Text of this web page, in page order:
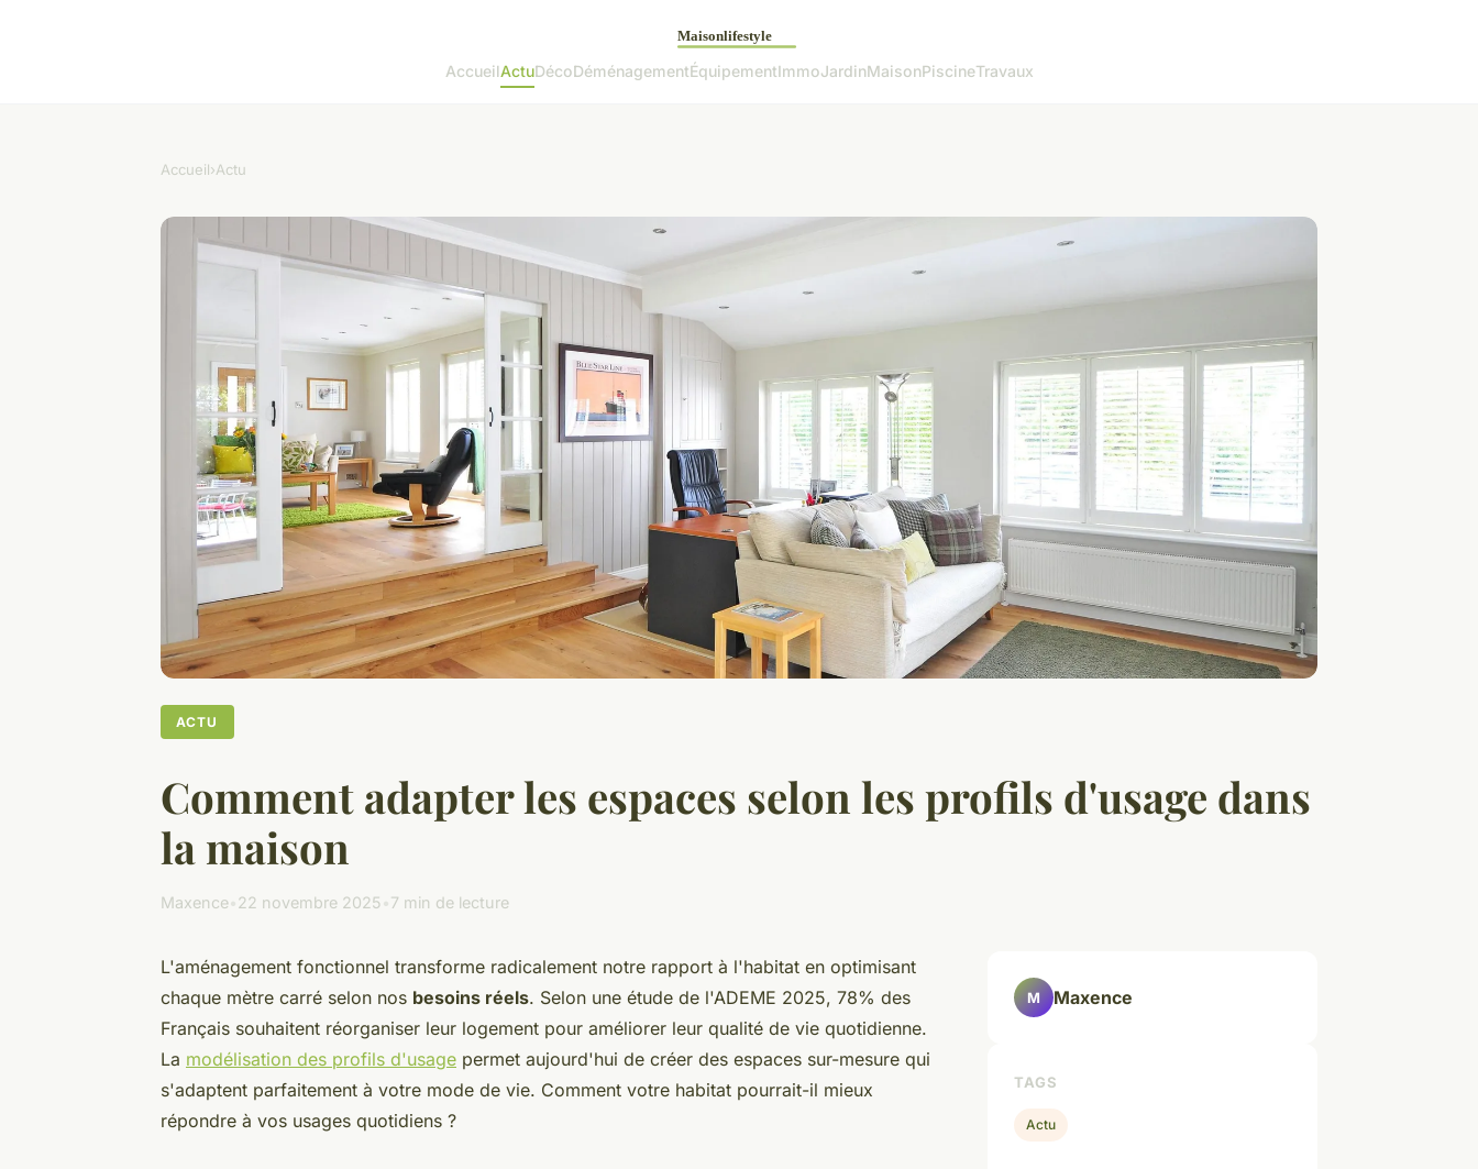
AccueilActuDécoDéménagementÉquipementImmoJardinMaisonPiscineTravaux
Accueil›Actu
ACTU
Comment adapter les espaces selon les profils d'usage dans
la maison
Maxence 22 novembre 2025 7 min de lecture
L'aménagement fonctionnel transforme radicalement notre rapport à l'habitat en optimisant
chaque mètre carré selon nos besoins réels. Selon une étude de l'ADEME 2025, 78% des
Français souhaitent réorganiser leur logement pour améliorer leur qualité de vie quotidienne.
La modélisation des profils d'usage permet aujourd'hui de créer des espaces sur-mesure qui
s'adaptent parfaitement à votre mode de vie. Comment votre habitat pourrait-il mieux
répondre à vos usages quotidiens ?
M Maxence
TAGS
Actu